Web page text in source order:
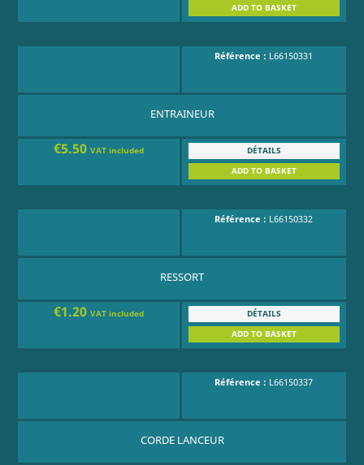
ADD TO BASKET
Référence : L66150331
ENTRAINEUR
€5.50VAT included
DÉTAILS
ADD TO BASKET
Référence : L66150332
RESSORT
€1.20VAT included
DÉTAILS
ADD TO BASKET
Référence : L66150337
CORDE LANCEUR